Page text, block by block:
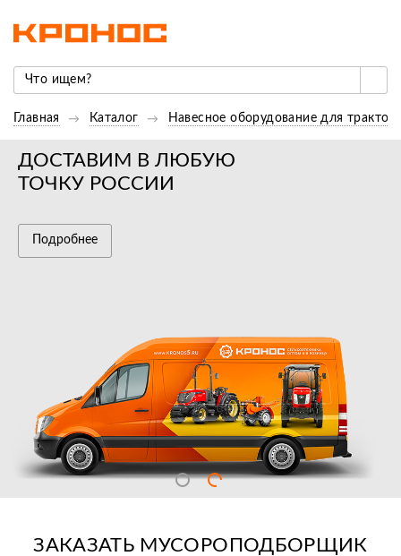
Главная Каталог Навесное оборудование для
ДОСТАВИМ В ЛЮБУЮ
ТОЧКУ РОССИИ
Подробнее
ЗАКАЗАТЬ МУСОРОПОДБОРЩИК